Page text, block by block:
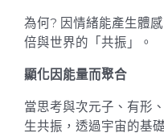
為何? 因情緒能產生體
倍與世界的「共振」。
顯化因能量而聚合
當思考與次元子、有形
生共振，透過宇宙的基